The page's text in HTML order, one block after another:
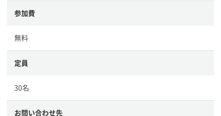
参加費
無料
定員
30名
お問い合わせ先